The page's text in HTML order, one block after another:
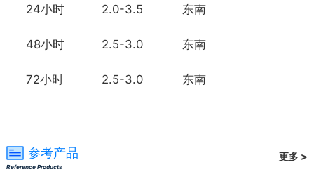
24小时 2.0-3.5 东南
48小时 2.5-3.0 东南
72小时 2.5-3.0 东南
参考产品
Reference Products
更多 >